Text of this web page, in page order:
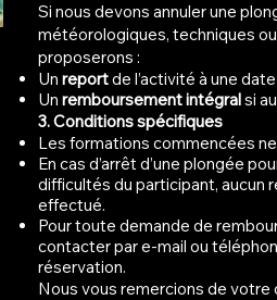
Si nous devons annuler une
météorologiques, techniques
proposerons :
Un reportde l’activité à une
Un remboursement intégralsi
3. Conditions spécifiques
Les formations commencées
En cas d’arrêt d’une plongée
difficultés du participant, aucun
effectué.
Pour toute demande de
contacter par e-mail ou
réservation.
Nous vous remercions de